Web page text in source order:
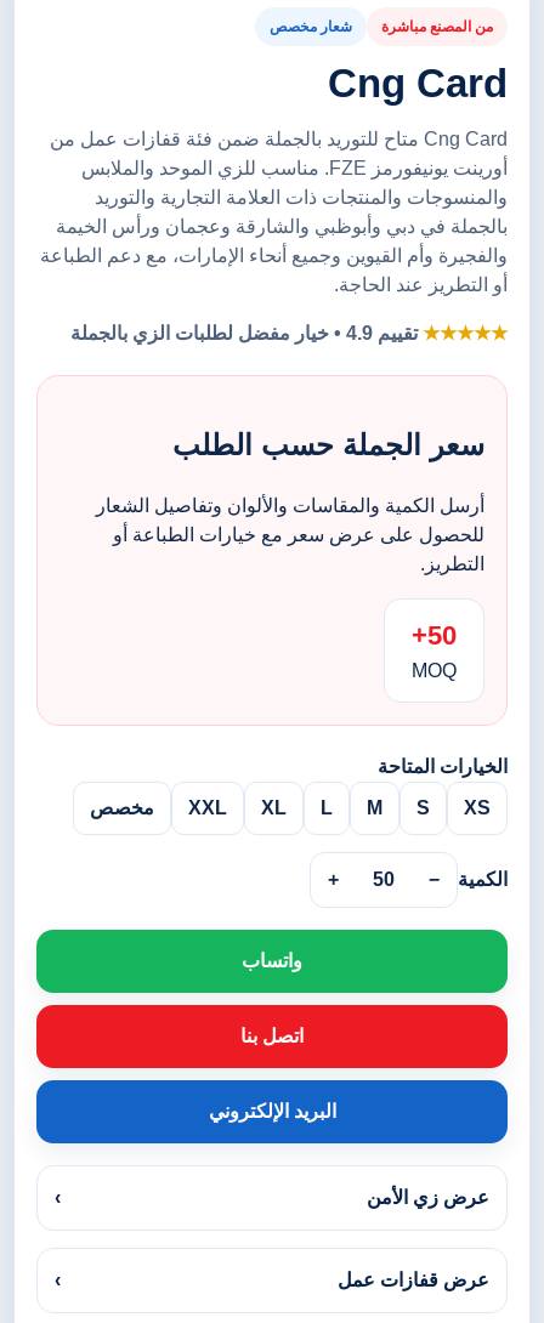
من المصنع مباشرة شعار مخصص
Cng Card
Cng Card متاح للتوريد بالجملة ضمن فئة قفازات عمل من
أورينت يونيفورمز FZE. مناسب للزي الموحد والملابس
والمنسوجات والمنتجات ذات العلامة التجارية والتوريد
بالجملة في دبي وأبوظبي والشارقة وعجمان ورأس الخيمة
والفجيرة وأم القيوين وجميع أنحاء الإمارات، مع دعم الطباعة
أو التطريز عند الحاجة.
★★★★★تقييم 4.9 • خيار مفضل لطلبات الزي بالجملة
سعر الجملة حسب الطلب
أرسل الكمية والمقاسات والألوان وتفاصيل الشعار
للحصول على عرض سعر مع خيارات الطباعة أو
التطريز.
50+
MOQ
الخيارات المتاحة
XS
S
M
L
XL
XXL مخصص
الكمية −
50
+
واتساب
اتصل بنا
البريد الإلكتروني
عرض زي الأمن ›
عرض قفازات عمل ›